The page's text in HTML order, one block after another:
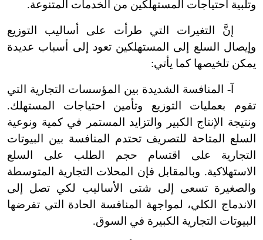
وتلبية احتياجات المستهلكين من الخدمات المتنوعة.
إنَّ التغيرات التي طرأت على أساليب التوزيع
وإيصال السلع إلى المستهلكين تعود إلى أسباب عديدة
يمكن تلخيصها كما يأتي:
-المنافسة الشديدة بين المؤسسات التجارية التي
تقوم بعمليات التوزيع وتأمين احتياجات المستهلك.
ونتيجة الإنتاج الكبير والتزايد المستمر في كمية ونوعية
السلع المتاحة للتصريف تحتدم المنافسة بين البيوتات
التجارية على اقتسام حجم الطلب على السلع
الاستهلاكية. وبالمقابل فإن المحلات التجارية المتوسطة
والصغيرة تسعى إلى شتى الأساليب لكي تصل إلى
الاندماج الكلي، لمواجهة المنافسة الحادة التي تفرضها
البيوتات التجارية الكبيرة في السوق.